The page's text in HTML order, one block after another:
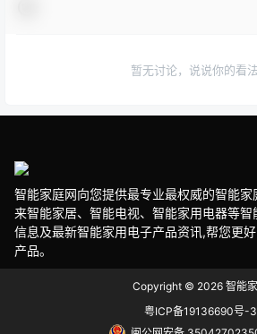
暂无讨论，说说你的看
智能家庭网向您提供最专业最权威的智能
来智能家居、智能电视、智能家用电器等
信息及最新智能家用电子产品资讯,帮您更
产品。
Copyright © 2026 智能
粤ICP备19136690号-3